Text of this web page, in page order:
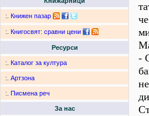
:. Книжен пазар
:. Книгосвят: сравни цени
Ресурси
:. Каталог за култура
:. Артзона
:. Писмена реч
За нас
-